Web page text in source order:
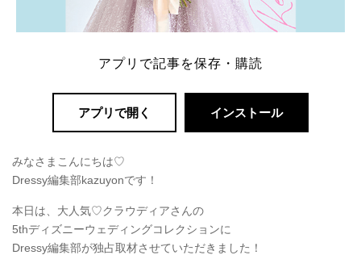
アプリで記事を保存・購読
アプリで開く インストール
みなさまこんにちは♡
Dressy編集部kazuyonです！
本日は、大人気♡クラウディアさんの
5thディズニーウェディングコレクションに
Dressy編集部が独占取材させていただきました！